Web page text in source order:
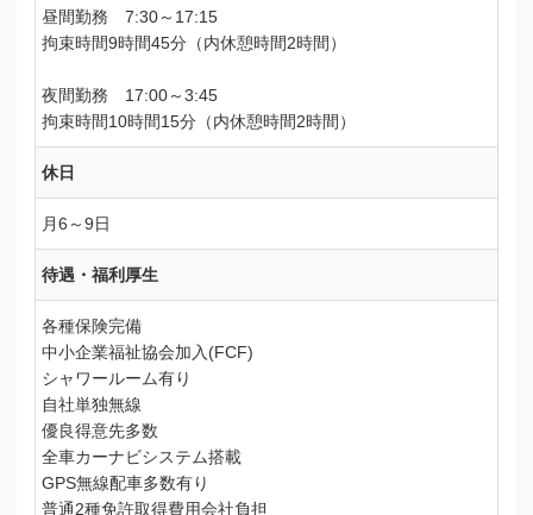
昼間勤務 7:30～17:15
拘束時間9時間45分（内休憩時間2時間）
夜間勤務 17:00～3:45
拘束時間10時間15分（内休憩時間2時間）
休日
月6～9日
待遇・福利厚生
各種保険完備
中小企業福祉協会加入(FCF)
シャワールーム有り
自社単独無線
優良得意先多数
全車カーナビシステム搭載
GPS無線配車多数有り
普通2種免許取得費用会社負担